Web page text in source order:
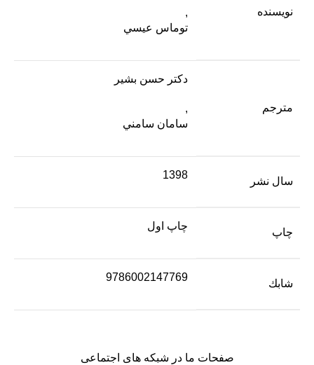
نویسنده
,
توماس عيسي
مترجم
دكتر حسن بشير
,
سامان سامني
سال نشر
1398
چاپ
چاپ اول
شابك
9786002147769
صفحات ما در شبکه های اجتماعی